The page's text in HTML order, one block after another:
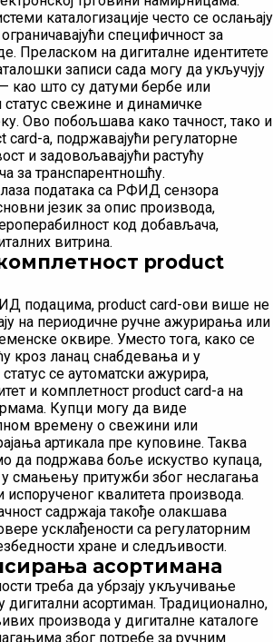
каталогизације често се ослањају
специфичност за
Преласком на дигиталне идентитете
записи сада могу да укључују
као што су датуми бербе или
статус свежине и динамичке
Ово побољшава како тачност, тако и
card-а, подржавајући регулаторне
и задовољавајући растућу
за транспарентношћу.
података са РФИД сензора
језик за опис производа,
код добављача,
витрина.
product
подацима, product card-ови више не
на периодичне ручне ажурирања или
оквире. Уместо тога, како се
кроз ланац снабдевања и у
се аутоматски ажурира,
и комплетност product card-а на
Купци могу да виде
времену о свежини или
артикала пре куповине. Таква
да подржава боље искуство купаца,
смањењу притужби због неслагања
квалитета производа.
садржаја такође олакшава
усклађености са регулаторним
хране и следљивости.
асортимана
треба да убрзају укључивање
асортиман. Традиционално,
производа у дигиталне каталоге
због потребе за ручним